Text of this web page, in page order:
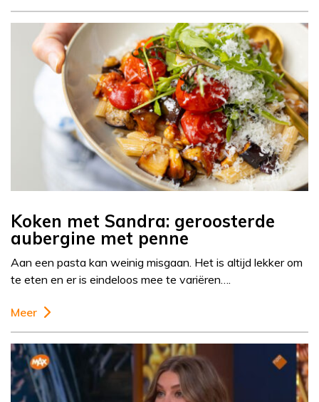
Koken met Sandra: geroosterde
aubergine met penne
Aan een pasta kan weinig misgaan. Het is altijd lekker om
te eten en er is eindeloos mee te variëren….
Meer